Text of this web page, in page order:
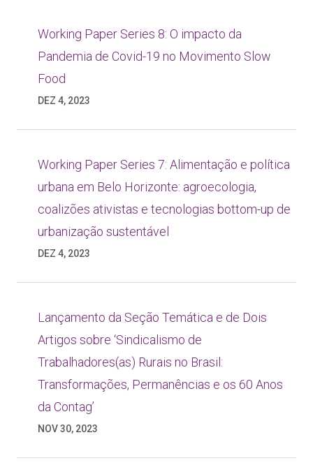
Working Paper Series 8: O impacto da
Pandemia de Covid-19 no Movimento Slow
Food
DEZ 4, 2023
Working Paper Series 7: Alimentação e política
urbana em Belo Horizonte: agroecologia,
coalizões ativistas e tecnologias bottom-up de
urbanização sustentável
DEZ 4, 2023
Lançamento da Seção Temática e de Dois
Artigos sobre ‘Sindicalismo de
Trabalhadores(as) Rurais no Brasil:
Transformações, Permanências e os 60 Anos
da Contag’
NOV 30, 2023